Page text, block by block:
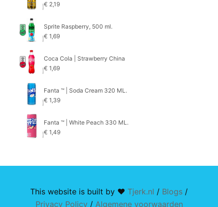
€ 2,19
Sprite Raspberry, 500 ml.
€ 1,69
Coca Cola | Strawberry China
€ 1,69
Fanta ™ | Soda Cream 320 ML.
€ 1,39
Fanta ™ | White Peach 330 ML.
€ 1,49
This website is built by ♥ Tjerk.nl / Blogs /
Privacy Policy / Algemene voorwaarden